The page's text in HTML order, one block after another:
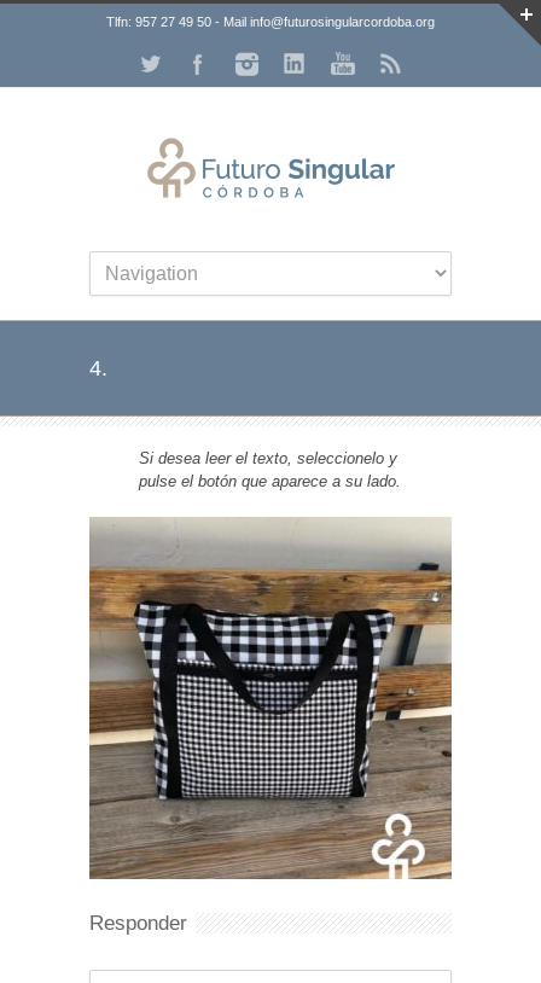
Tlfn: 957 27 49 50 - Mail info@futurosingularcordoba.org
4.
Si desea leer el texto, seleccionelo y
pulse el botón que aparece a su lado.
Responder